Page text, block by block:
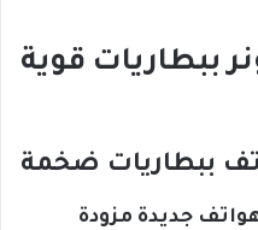
ببطاريات قوية
ببطاريات ضخمة
جديدة مزودة